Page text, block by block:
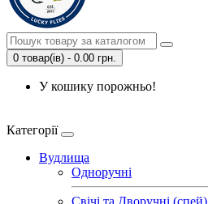
0 товар(ів) - 0.00 грн.
У кошику порожньо!
Категорії
Вудлища
Одноручні
Свічі та Дворучні (спей)